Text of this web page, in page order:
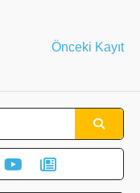
Önceki Kayıt